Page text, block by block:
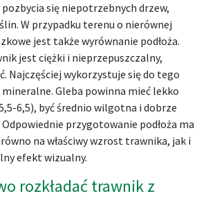
się niepotrzebnych drzew,
W przypadku terenu o nierównej
jest także wyrównanie podłoża.
jest ciężki i nieprzepuszczalny,
Najczęściej wykorzystuje się do tego
Gleba powinna mieć lekko
6,5), być średnio wilgotna i dobrze
przygotowanie podłoża ma
na właściwy wzrost trawnika, jak i
efekt wizualny.
rozkładać trawnik z